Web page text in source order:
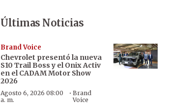
Últimas Noticias
Brand Voice
Chevrolet presentó la nueva
S10 Trail Boss y el Onix Activ
en el CADAM Motor Show
2026
Agosto 6, 2026 08:00
a. m.
·Brand
Voice